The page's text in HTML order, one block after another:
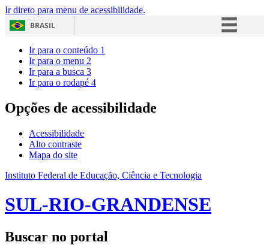
Ir direto para menu de acessibilidade.
BRASIL
Acesso à informação
Ir para o conteúdo 1
Ir para o menu 2
Ir para a busca 3
Ir para o rodapé 4
Opções de acessibilidade
Acessibilidade
Alto contraste
Mapa do site
Instituto Federal de Educação, Ciência e Tecnologia
SUL-RIO-GRANDENSE
Buscar no portal